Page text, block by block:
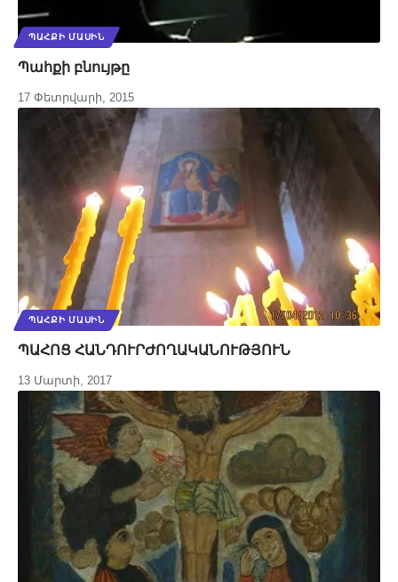
ՊԱՀՔԻ ՄԱՍԻՆ
Պահքի բնույթը
17 Փետրվարի, 2015
ՊԱՀՔԻ ՄԱՍԻՆ
ՊԱՀՈՑ ՀԱՆԴՈՒՐԺՈՂԱԿԱՆՈՒԹՅՈՒՆ
13 Մարտի, 2017